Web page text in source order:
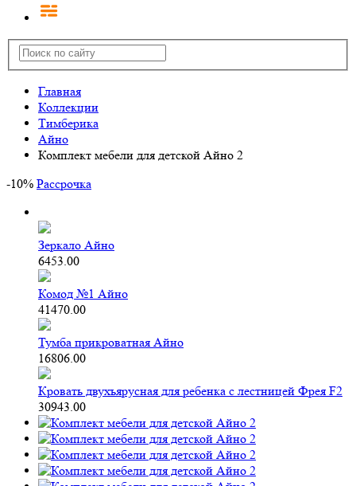
Главная
Коллекции
Тимберика
Айно
Комплект мебели для детской Айно 2
-10% Рассрочка
Зеркало Айно
6453.00
Комод №1 Айно
41470.00
Тумба прикроватная Айно
16806.00
Кровать двухъярусная для ребенка с лестницей Фрея F2
30943.00